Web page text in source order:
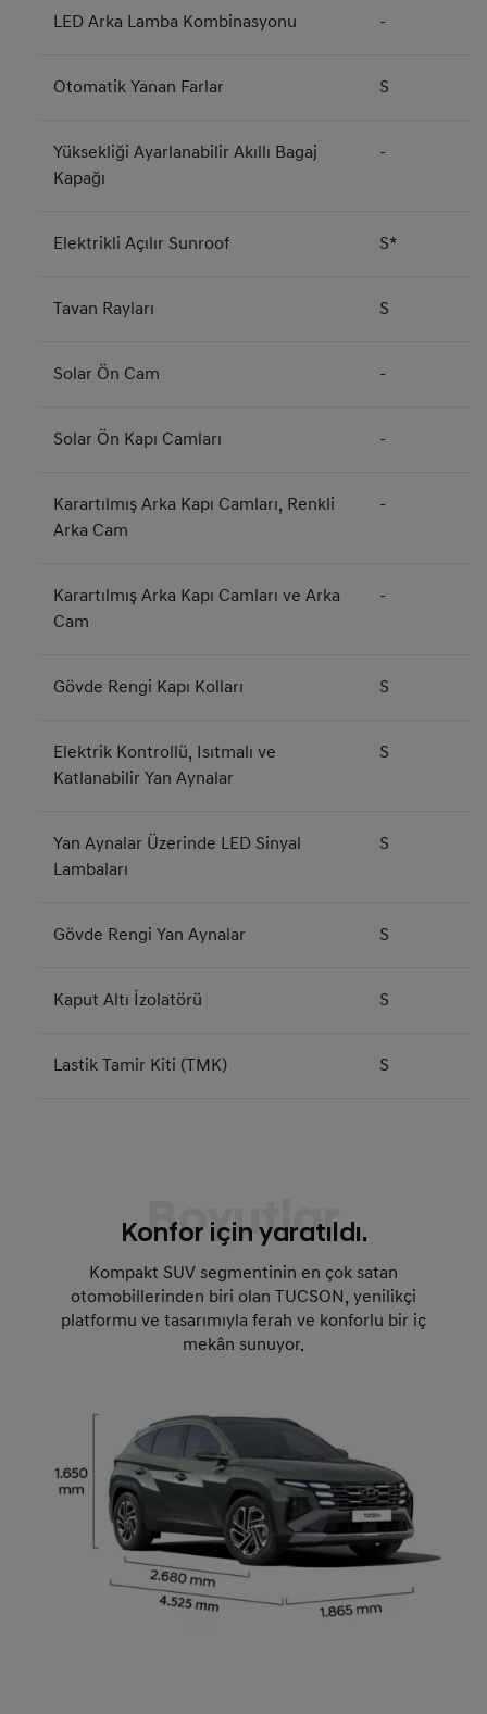
LED Arka Lamba Kombinasyonu -
Otomatik Yanan Farlar S
Yüksekliği Ayarlanabilir Akıllı Bagaj
Kapağı
-
Elektrikli Açılır Sunroof S*
Tavan Rayları S
Solar Ön Cam -
Solar Ön Kapı Camları -
Karartılmış Arka Kapı Camları, Renkli
Arka Cam
-
Karartılmış Arka Kapı Camları ve Arka
Cam
-
Gövde Rengi Kapı Kolları S
Elektrik Kontrollü, Isıtmalı ve
Katlanabilir Yan Aynalar
S
Yan Aynalar Üzerinde LED Sinyal
Lambaları
S
Gövde Rengi Yan Aynalar S
Kaput Altı İzolatörü S
Lastik Tamir Kiti (TMK) S
Boyutlar
Konfor için yaratıldı.
Kompakt SUV segmentinin en çok satan
otomobillerinden biri olan TUCSON, yenilikçi
platformu ve tasarımıyla ferah ve konforlu bir iç
mekân sunuyor.